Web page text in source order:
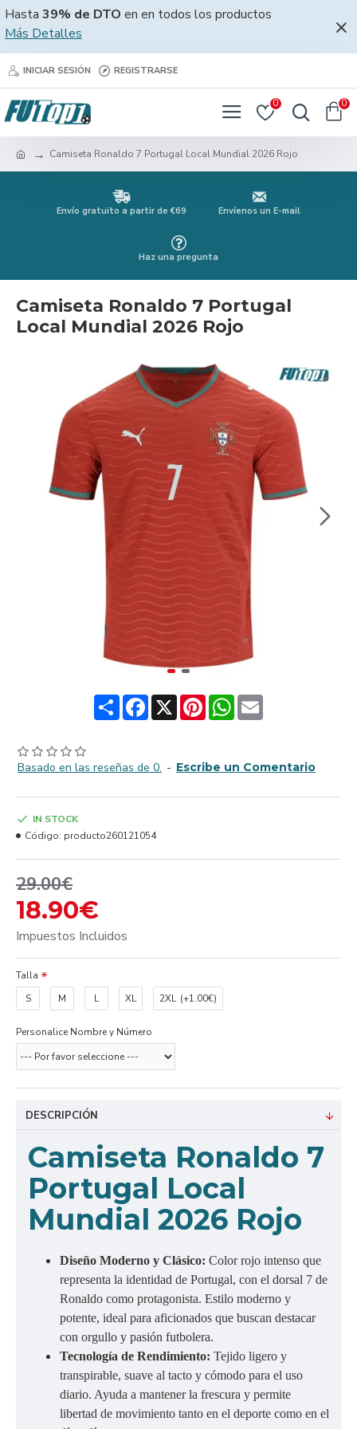
Hasta 39% de DTO en en todos los productos
Más Detalles
INICIAR SESIÓN REGISTRARSE
0 0
Camiseta Ronaldo 7 Portugal Local Mundial 2026 Rojo
Envío gratuito a partir de €69 Envíenos un E-mail
Haz una pregunta
Camiseta Ronaldo 7 Portugal
Local Mundial 2026 Rojo
ShareFacebook
X PinterestWhatsApp
Email
Basado en las reseñas de 0. - Escribe un Comentario
18.90€
29.00€
Impuestos Incluidos
IN STOCK
Código: producto260121054
Talla
S
M L XL 2XL (+1.00€)
Personalice Nombre y Número
DESCRIPCIÓN
Camiseta Ronaldo 7
Portugal Local
Mundial 2026 Rojo
Diseño Moderno y Clásico: Color rojo intenso que
representa la identidad de Portugal, con el dorsal 7 de
Ronaldo como protagonista. Estilo moderno y
potente, ideal para aficionados que buscan destacar
con orgullo y pasión futbolera.
Tecnología de Rendimiento: Tejido ligero y
transpirable, suave al tacto y cómodo para el uso
diario. Ayuda a mantener la frescura y permite
libertad de movimiento tanto en el deporte como en el